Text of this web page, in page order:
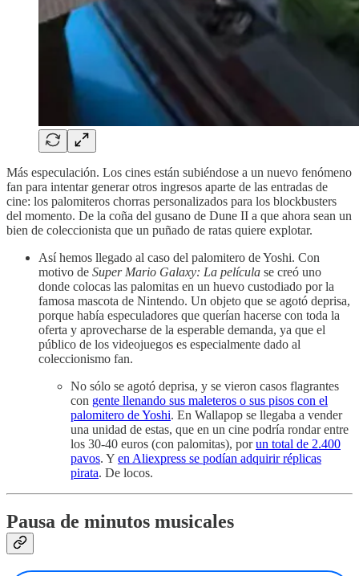
Más especulación. Los cines están subiéndose a un nuevo fenómeno
fan para intentar generar otros ingresos aparte de las entradas de
cine: los palomiteros chorras personalizados para los blockbusters
del momento. De la coña del gusano de Dune II a que ahora sean un
bien de coleccionista que un puñado de ratas quiere explotar.
Así hemos llegado al caso del palomitero de Yoshi. Con
motivo de Super Mario Galaxy: La película se creó uno
donde colocas las palomitas en un huevo custodiado por la
famosa mascota de Nintendo. Un objeto que se agotó deprisa,
porque había especuladores que querían hacerse con toda la
oferta y aprovecharse de la esperable demanda, ya que el
público de los videojuegos es especialmente dado al
coleccionismo fan.
No sólo se agotó deprisa, y se vieron casos flagrantes
con gente llenando sus maleteros o sus pisos con el
palomitero de Yoshi. En Wallapop se llegaba a vender
una unidad de estas, que en un cine podría rondar entre
los 30-40 euros (con palomitas), porun total de 2.400
pavos. Y en Aliexpress se podían adquirir réplicas
pirata. De locos.
Pausa de minutos musicales